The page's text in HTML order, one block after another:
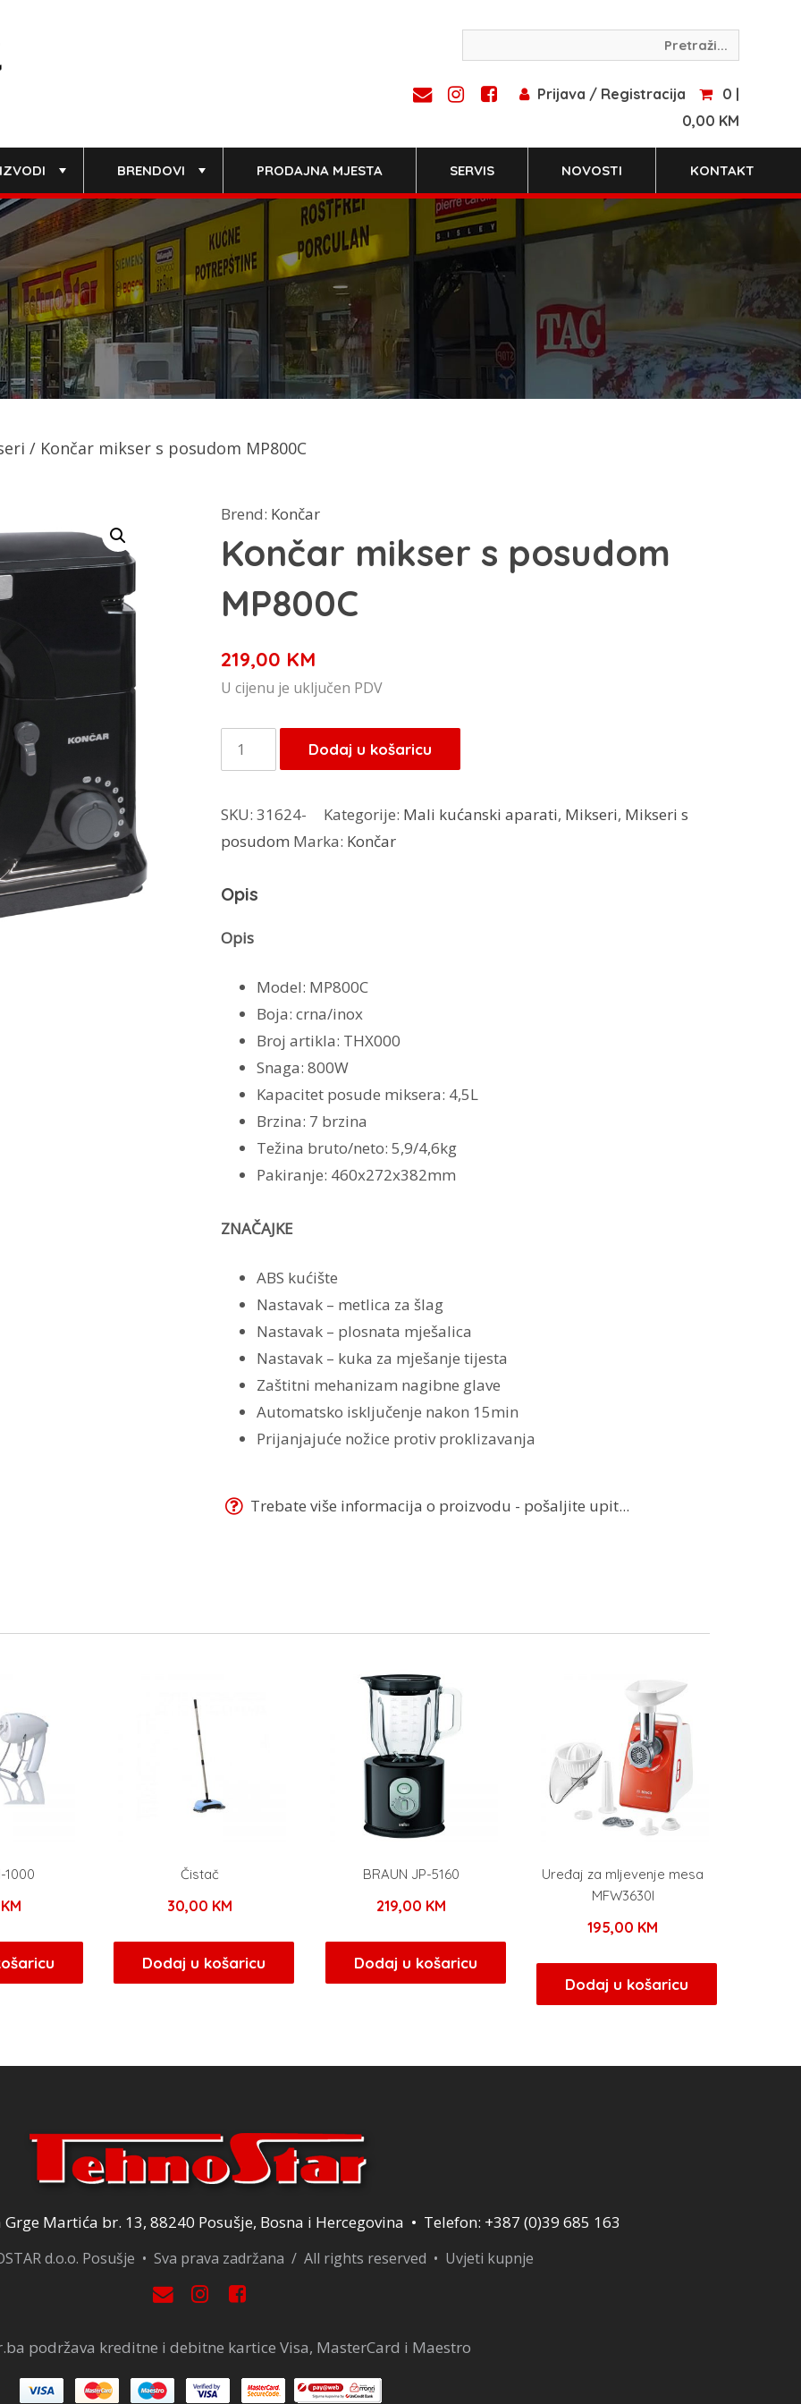
Prijava / Registracija
0 |
0,00 KM
BRENDOVI PRODAJNA MJESTA SERVIS NOVOSTI KONTAKT
/ Končar mikser s posudom MP800C
Brend: Končar
Končar mikser s posudom
MP800C
219,00 KM
U cijenu je uključen PDV
Končar
mikser
posudom
MP800C
Dodaj u košaricu
SKU: 31624- Kategorije: Mali kućanski aparati, Mikseri, Mikseri s
posudom Marka: Končar
Opis
Opis
Model: MP800C
Boja: crna/inox
Broj artikla: THX000
Snaga: 800W
Kapacitet posude miksera: 4,5L
Brzina: 7 brzina
Težina bruto/neto: 5,9/4,6kg
Pakiranje: 460x272x382mm
ZNAČAJKE
ABS kućište
Nastavak – metlica za šlag
Nastavak – plosnata mješalica
Nastavak – kuka za mješanje tijesta
Zaštitni mehanizam nagibne glave
Automatsko isključenje nakon 15min
Prijanjajuće nožice protiv proklizavanja
Trebate više informacija o proizvodu - pošaljite upit...
1000
KM
Čistač
30,00 KM
Dodaj u košaricu
BRAUN JP-5160
219,00 KM
Dodaj u košaricu
Uređaj za mljevenje mesa
MFW3630I
195,00 KM
Dodaj u košaricu
Grge Martića br. 13, 88240 Posušje, Bosna i Hercegovina • Telefon: +387 (0)39 685 163
d.o.o. Posušje • Sva prava zadržana / All rights reserved • Uvjeti kupnje
podržava kreditne i debitne kartice Visa, MasterCard i Maestro